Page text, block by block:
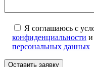
Я соглашаюсь с
конфиденциальности
персональных данных